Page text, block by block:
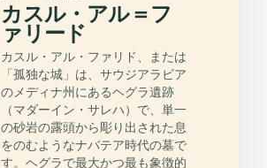
カスル・アル＝フ
ァリード
カスル・アル・ファリド、または
「孤独な城」は、サウジアラビア
のメディナ州にあるヘグラ遺跡
（マダーイン・サレハ）で、単一
の砂岩の露頭から彫り出された息
をのむようなナバテア時代の墓で
す。ヘグラで最大かつ最も象徴的